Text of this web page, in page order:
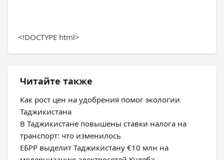
<!DOCTYPE html>
Читайте также
Как рост цен на удобрения помог экологии
Таджикистана
В Таджикистане повышены ставки налога на
транспорт: что изменилось
ЕБРР выделит Таджикистану €10 млн на